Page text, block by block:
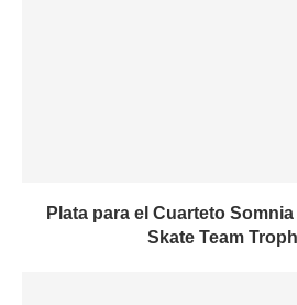
Plata para el Cuarteto
Skate Team